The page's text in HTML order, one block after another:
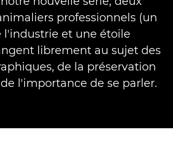
professionnels (un
l'industrie et une étoile
librement au sujet des
de la préservation
l'importance de se parler.